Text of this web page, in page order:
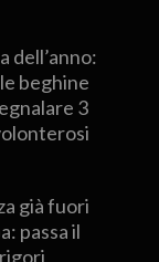
dell’anno:
beghine
3
già fuori
passa il